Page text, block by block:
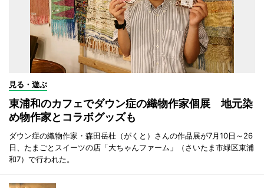
見る・遊ぶ
東浦和のカフェでダウン症の織物作家個展 地元染
め物作家とコラボグッズも
ダウン症の織物作家・森田岳杜（がくと）さんの作品展が7月10日～26
日、たまごとスイーツの店「大ちゃんファーム」（さいたま市緑区東浦
和7）で行われた。